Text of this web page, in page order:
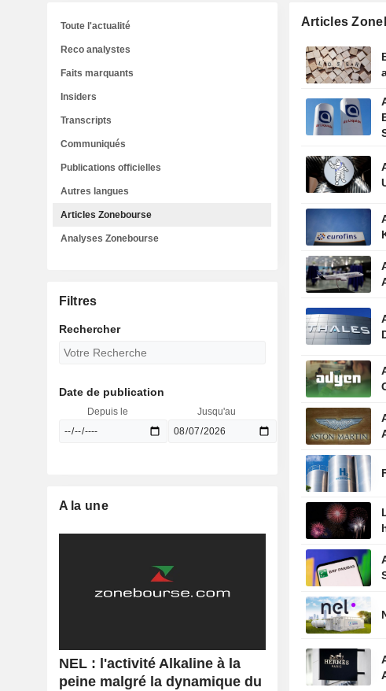
Articles
Toute l'actualité
Reco analystes
Faits marquants
Insiders
Transcripts
Communiqués
Publications officielles
Autres langues
Articles Zonebourse
Analyses Zonebourse
Filtres
Rechercher
Date de publication
Depuis le Jusqu'au
A la une
NEL : l'activité Alkaline à la
peine malgré la dynamique du